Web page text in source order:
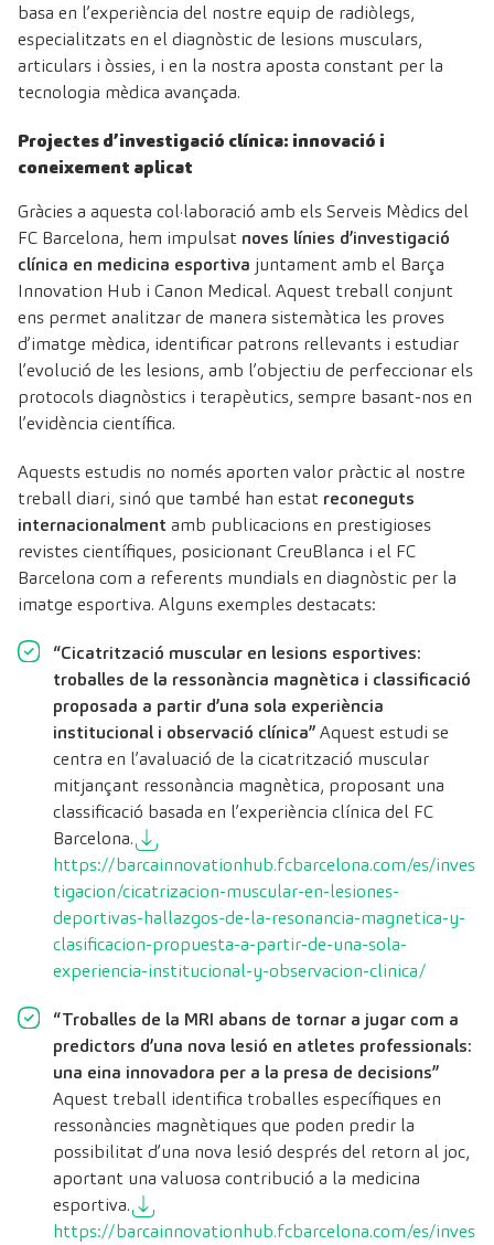
basa en l’experiència del nostre equip de radiòlegs,
especialitzats en el diagnòstic de lesions musculars,
articulars i òssies, i en la nostra aposta constant per la
tecnologia mèdica avançada.
Projectes d’investigació clínica: innovació i
coneixement aplicat
Gràcies a aquesta col·laboració amb els Serveis Mèdics del
FC Barcelona, hem impulsat noves línies d’investigació
clínica en medicina esportiva juntament amb el Barça
Innovation Hub i Canon Medical. Aquest treball conjunt
ens permet analitzar de manera sistemàtica les proves
d’imatge mèdica, identificar patrons rellevants i estudiar
l’evolució de les lesions, amb l’objectiu de perfeccionar els
protocols diagnòstics i terapèutics, sempre basant-nos en
l’evidència científica.
Aquests estudis no només aporten valor pràctic al nostre
treball diari, sinó que també han estat reconeguts
internacionalmentamb publicacions en prestigioses
revistes científiques, posicionant CreuBlanca i el FC
Barcelona com a referents mundials en diagnòstic per la
imatge esportiva. Alguns exemples destacats:
“Cicatrització muscular en lesions esportives:
troballes de la ressonància magnètica i classificació
proposada a partir d’una sola experiència
institucional i observació clínica”Aquest estudi se
centra en l’avaluació de la cicatrització muscular
mitjançant ressonància magnètica, proposant una
classificació basada en l’experiència clínica del FC
Barcelona.
https://barcainnovationhub.fcbarcelona.com/es/inves
tigacion/cicatrizacion-muscular-en-lesiones-
deportivas-hallazgos-de-la-resonancia-magnetica-y-
clasificacion-propuesta-a-partir-de-una-sola-
experiencia-institucional-y-observacion-clinica/
“Troballes de la MRI abans de tornar a jugar com a
predictors d’una nova lesió en atletes professionals:
una eina innovadora per a la presa de decisions”
Aquest treball identifica troballes específiques en
ressonàncies magnètiques que poden predir la
possibilitat d’una nova lesió després del retorn al joc,
aportant una valuosa contribució a la medicina
esportiva.
https://barcainnovationhub.fcbarcelona.com/es/inves